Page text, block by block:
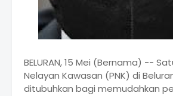
BELURAN, 15 Mei (Bernama) --
Nelayan Kawasan (PNK) di
ditubuhkan bagi memudahkan